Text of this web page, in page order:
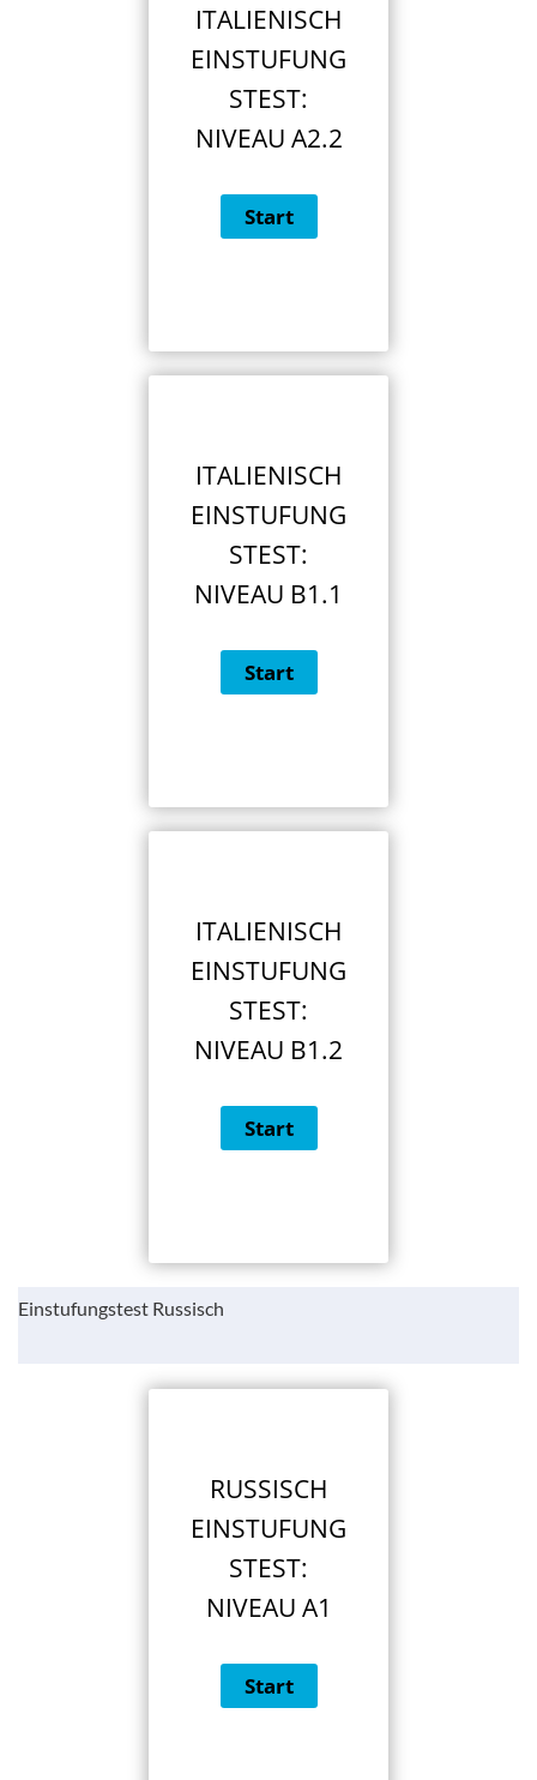
ITALIENISCH
EINSTUFUNG
STEST:
NIVEAU A2.2
ITALIENISCH
EINSTUFUNG
STEST:
NIVEAU B1.1
ITALIENISCH
EINSTUFUNG
STEST:
NIVEAU B1.2
Einstufungstest Russisch
RUSSISCH
EINSTUFUNG
STEST:
NIVEAU A1